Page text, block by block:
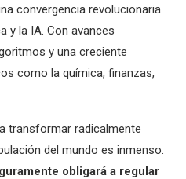
convergencia revolucionaria
y la IA. Con avances
y una creciente
como la química, finanzas,
transformar radicalmente
del mundo es inmenso.
obligará a regular